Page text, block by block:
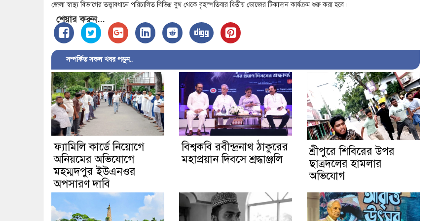
জেলা স্বাস্থ্য বিভাগের তত্ত্বাবধানে পরিচালিত বিভিন্ন বুথ থেকে বৃহস্পতিবার দ্বিতীয় ডোজের টিকাদান কার্যক্রম শুরু করা হবে।
শেয়ার করুন...
সম্পর্কিত সকল খবর পড়ুন..
ফ্যামিলি কার্ডে নিয়োগে
অনিয়মের অভিযোগে
মহম্মদপুর ইউএনওর
অপসারণ দাবি
বিশ্বকবি রবীন্দ্রনাথ ঠাকুরের
মহাপ্রয়ান দিবসে শ্রদ্ধাঞ্জলি
শ্রীপুরে শিবিরের উপর
ছাত্রদলের হামলার
অভিযোগ